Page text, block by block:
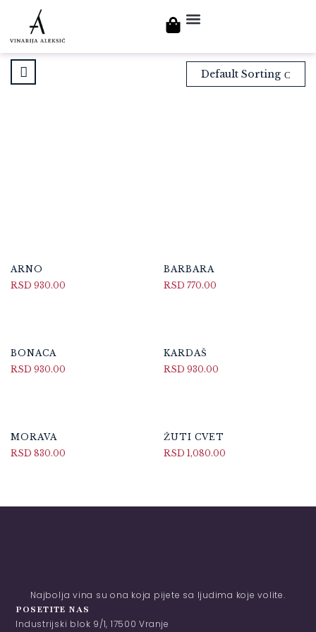
Default Sorting
ARNO
RSD 930.00
BARBARA
RSD 770.00
BONACA
RSD 930.00
KARDAŠ
RSD 930.00
MORAVA
RSD 830.00
ŽUTI CVET
RSD 1,080.00
Najbolja vina su ona koja pijete sa ljudima koje volite.
POSETITE NAS
Industrijski blok 9/1, 17500 Vranje